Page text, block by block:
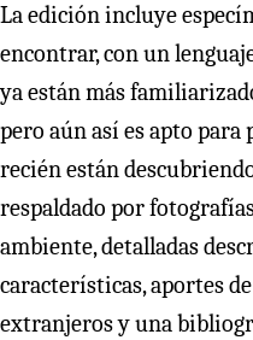
La edición incluye
encontrar, con un
ya están más
pero aún así es apto
recién están
respaldado por
ambiente, detalladas
características, aportes
extranjeros y una